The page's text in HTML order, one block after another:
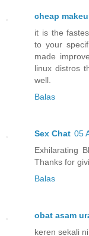
cheap
it is the
to your
made
linux distros
well.
Balas
Sex Chat 05
Exhilarating
Thanks for
Balas
obat asam
keren sekali